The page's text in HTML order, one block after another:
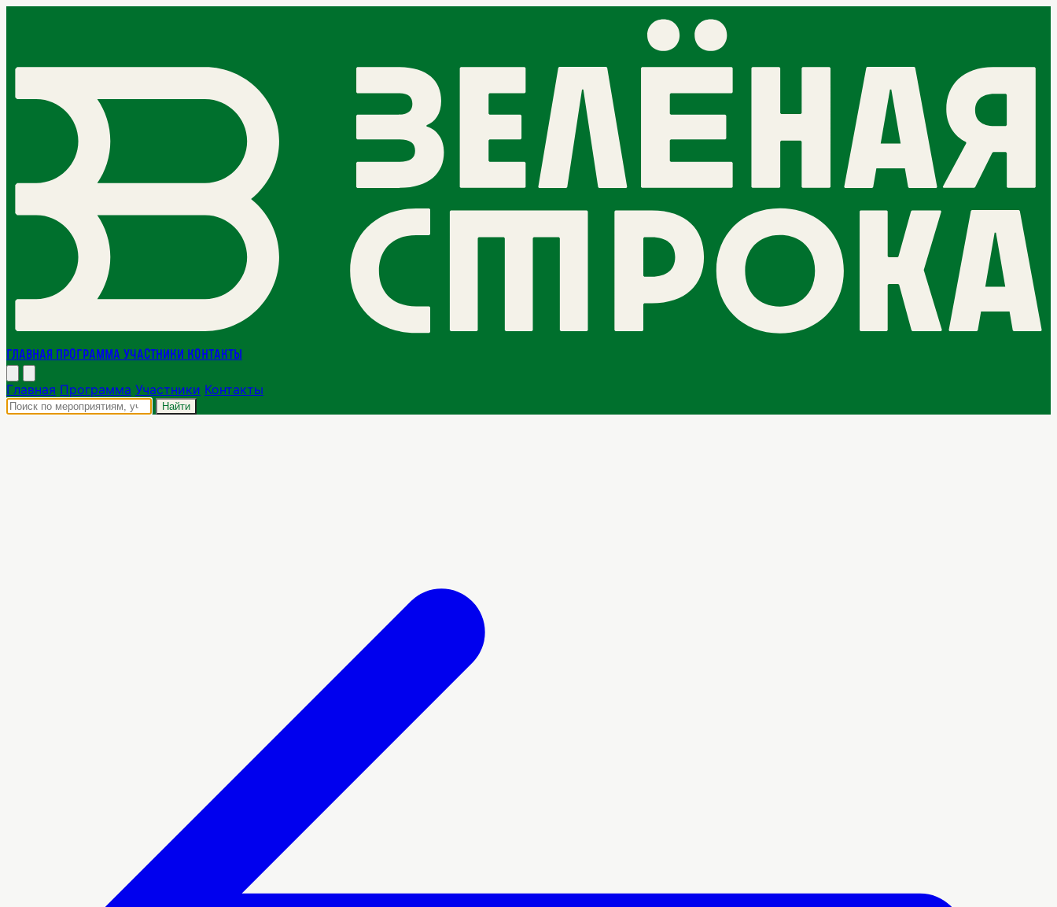
Главная Программа Участники Контакты
Главная Программа Участники Контакты
Найти